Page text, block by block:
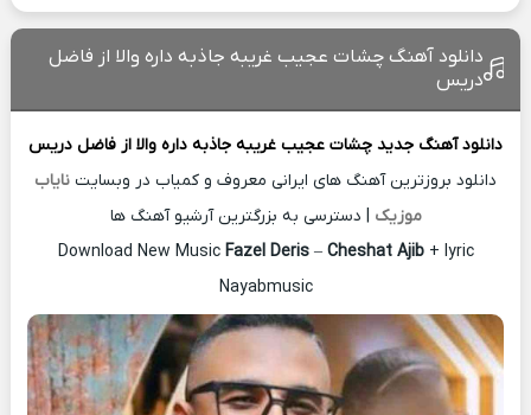
دانلود آهنگ چشات عجیب غریبه جاذبه داره والا از فاضل
دریس
دانلود آهنگ جدید چشات عجیب غریبه جاذبه داره والا از فاضل دریس
دانلود بروزترین آهنگ های ایرانی معروف و کمیاب در وبسایت نایاب
موزیک | دسترسی به بزرگترین آرشیو آهنگ ها
Download New Music Fazel Deris– Cheshat Ajib+ lyric
Nayabmusic